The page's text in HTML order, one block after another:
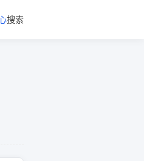
搜索